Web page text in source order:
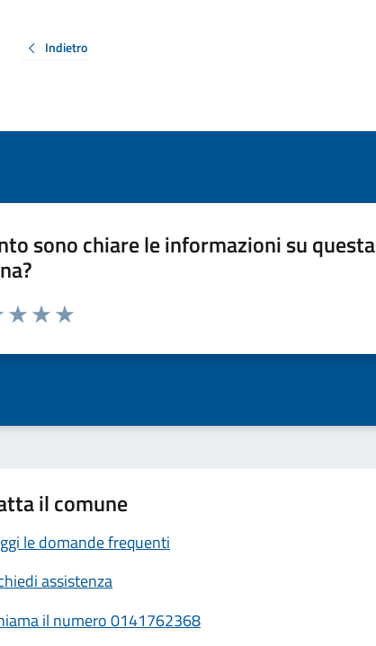
Indietro
sono chiare le informazioni su questa
1 a 5 stelle la pagina
il comune
le domande frequenti
assistenza
il numero 0141762368